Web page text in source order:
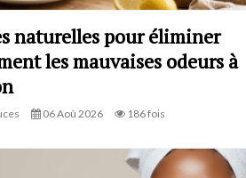
naturelles pour éliminer
les mauvaises odeurs à
06 Aoû 2026 186 fois